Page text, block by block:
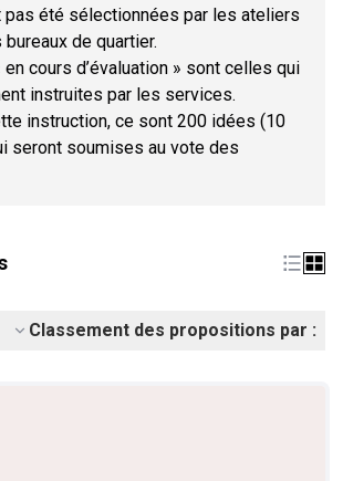
pas été sélectionnées par les ateliers
de quartier.
cours d’évaluation » sont celles qui
instruites par les services.
instruction, ce sont 200 idées (10
seront soumises au vote des
Classement des propositions par :